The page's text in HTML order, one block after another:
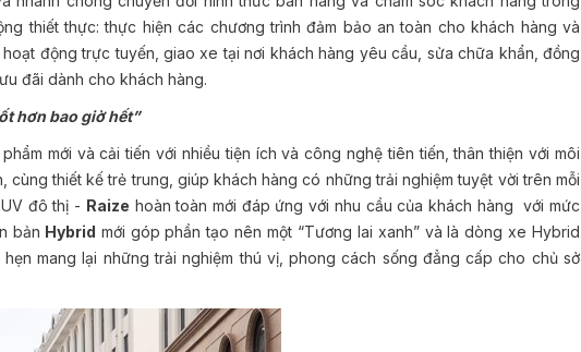
thiết thực: thực hiện các chương trình đảm bảo an toàn cho khách hàng và
động trực tuyến, giao xe tại nơi khách hàng yêu cầu, sửa chữa khẩn, đồng
đãi dành cho khách hàng.
hơn bao giờ hết”
mới và cải tiến với nhiều tiện ích và công nghệ tiên tiến, thân thiện với môi
cùng thiết kế trẻ trung, giúp khách hàng có những trải nghiệm tuyệt vời trên mỗi
đô thị - Raize hoàn toàn mới đáp ứng với nhu cầu của khách hàng với mức
bản Hybrid mới góp phần tạo nên một “Tương lai xanh” và là dòng xe Hybrid
mang lại những trải nghiệm thú vị, phong cách sống đẳng cấp cho chủ sở